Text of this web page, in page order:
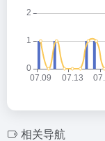
相关导航